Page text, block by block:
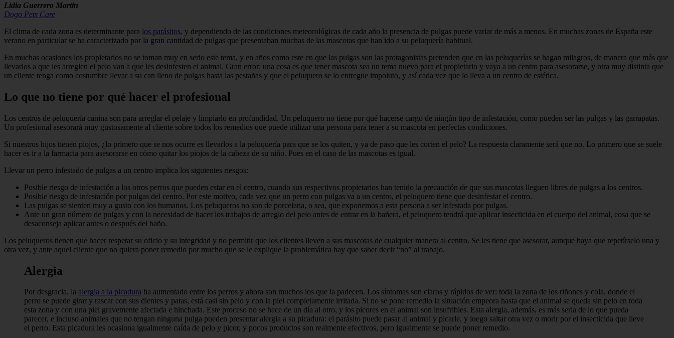
Lidia Guerrero Martin
Dogo Pets Care
El clima de cada zona es determinante para los parásitos, y dependiendo de las condiciones meteorológicas de cada año la presencia de pulgas puede variar de más a menos. En muchas zonas de Espa­ña este
verano en particular se ha carac­terizado por la gran cantidad de pulgas que presentaban muchas de las mascotas que han ido a su peluquería habitual.
En muchas ocasiones los propietarios no se toman muy en serio este tema, y en años como este en que las pulgas son las protagonistas pretenden que en las pe­luquerías se hagan milagros, de manera que más que
llevarlos a que les arreglen el pelo van a que les desinfesten el animal. Gran error: una cosa es que tener masco­ta sea un tema nuevo para el propietario y vaya a un centro para asesorarse, y otra muy distinta que
un cliente tenga como costumbre llevar a su can lleno de pulgas hasta las pestañas y que el peluquero se lo entregue impoluto, y así cada vez que lo lleva a un centro de estética.
Lo que no tiene por qué hacer el profesional
Los centros de peluquería canina son para arreglar el pelaje y limpiarlo en pro­fundidad. Un peluquero no tiene por qué hacerse cargo de ningún tipo de in­festación, como pueden ser las pulgas y las garrapatas.
Un profesional asesorará muy gustosamente al cliente sobre todos los remedios que puede utilizar una per­sona para tener a su mascota en perfec­tas condiciones.
Si nuestros hijos tienen piojos, ¿lo pri­mero que se nos ocurre es llevarlos a la peluquería para que se los quiten, y ya de paso que les corten el pelo? La respuesta claramente será que no. Lo primero que se suele
hacer es ir a la far­macia para asesorarse en cómo quitar los piojos de la cabeza de su niño. Pues en el caso de las mascotas es igual.
Llevar un perro infestado de pulgas a un centro implica los siguientes riesgos:
Posible riesgo de infestación a los otros perros que pueden estar en el centro, cuando sus respectivos pro­pietarios han tenido la precaución de que sus mascotas lleguen libres de pulgas a los centros.
Posible riesgo de infestación por pul­gas del centro. Por este motivo, cada vez que un perro con pulgas va a un centro, el peluquero tiene que desin­festar el centro.
Las pulgas se sienten muy a gusto con los humanos. Los peluqueros no son de porcelana, o sea, que exponemos a esta persona a ser infestada por pul­gas.
Ante un gran número de pulgas y con la necesidad de hacer los trabajos de arreglo del pelo antes de entrar en la bañera, el peluquero tendrá que apli­car insecticida en el cuerpo del ani­mal, cosa que se
desaconseja aplicar antes o después del baño.
Los peluqueros tienen que hacer res­petar su oficio y su integridad y no per­mitir que los clientes lleven a sus mas­cotas de cualquier manera al centro. Se les tiene que asesorar, aunque haya que repetírselo una y
otra vez, y ante aquel cliente que no quiera poner remedio por mucho que se le explique la problemá­tica hay que saber decir “no” al trabajo.
Alergia
Por desgracia, la alergia a la picadura ha aumentado entre los perros y ahora son muchos los que la padecen. Los sínto­mas son claros y rápidos de ver: toda la zona de los riñones y cola, donde el
perro se puede girar y rascar con sus dientes y patas, está casi sin pelo y con la piel completamente irritada. Si no se pone remedio la situación empeora hasta que el animal se queda sin pelo en toda
esta zona y con una piel gravemente afec­tada e hinchada. Este proceso no se hace de un día al otro, y los picores en el animal son insufri­bles. Esta alergia, además, es más seria de lo que pueda
parecer, e incluso animales que no tengan ninguna pulga pueden pre­sentar alergia a su picadura: el parásito puede pasar al animal y picarle, y luego saltar otra vez o morir por el insecticida que lleve
el perro. Esta picadura les oca­siona igualmente caída de pelo y picor, y pocos productos son realmente efectivos, pero igual­mente se puede poner remedio.